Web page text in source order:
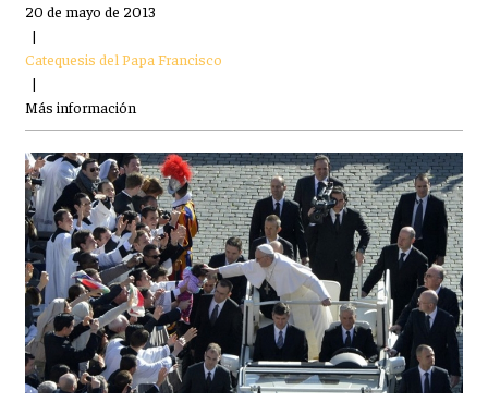
20 de mayo de 2013
|
Catequesis del Papa Francisco
|
Más información